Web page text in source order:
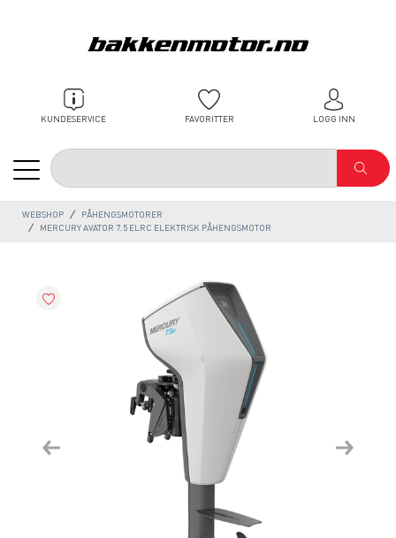
KUNDESERVICE FAVORITTER LOGG INN
WEBSHOP
PÅHENGSMOTORER
MERCURY AVATOR 7.5 ELRC ELEKTRISK PÅHENGSMOTOR
Previous Next